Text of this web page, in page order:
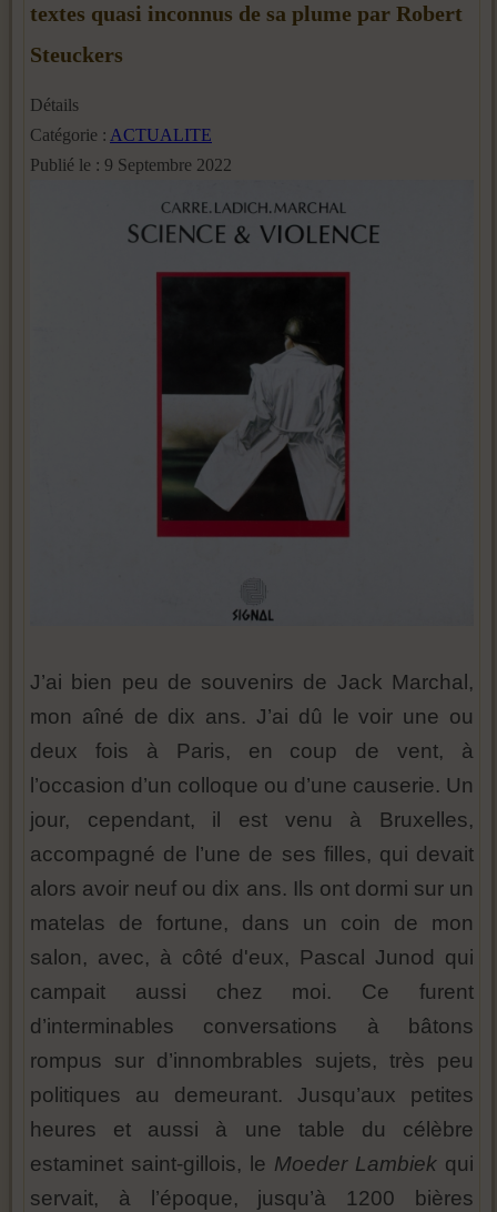
textes quasi inconnus de sa plume par Robert
Steuckers
Détails
Catégorie : ACTUALITE
Publié le : 9 Septembre 2022
J’ai bien peu de souvenirs de Jack Marchal,
mon aîné de dix ans. J’ai dû le voir une ou
deux fois à Paris, en coup de vent, à
l’occasion d’un colloque ou d’une causerie. Un
jour, cependant, il est venu à Bruxelles,
accompagné de l’une de ses filles, qui devait
alors avoir neuf ou dix ans. Ils ont dormi sur un
matelas de fortune, dans un coin de mon
salon, avec, à côté d'eux, Pascal Junod qui
campait aussi chez moi. Ce furent
d’interminables conversations à bâtons
rompus sur d’innombrables sujets, très peu
politiques au demeurant. Jusqu’aux petites
heures et aussi à une table du célèbre
estaminet saint-gillois, le Moeder Lambiek qui
servait, à l’époque, jusqu’à 1200 bières